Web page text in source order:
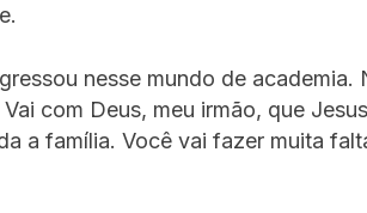
nesse mundo de academia.
com Deus, meu irmão, que
a família. Você vai fazer muita